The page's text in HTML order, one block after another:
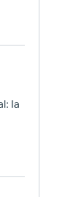
la